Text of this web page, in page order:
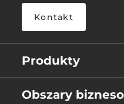
Kontakt
Produkty
Obszary